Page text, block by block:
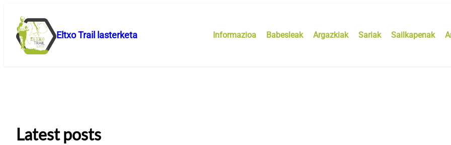
edukira
Eltxo Trail lasterketa Informazioa Babesleak Argazkiak Sariak Sailkapenak
Latest posts